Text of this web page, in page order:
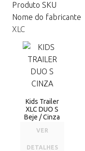
Produto SKU
Nome do fabricante
XLC
Kids Trailer
XLC DUO S
Beje / Cinza
VER
DETALHES